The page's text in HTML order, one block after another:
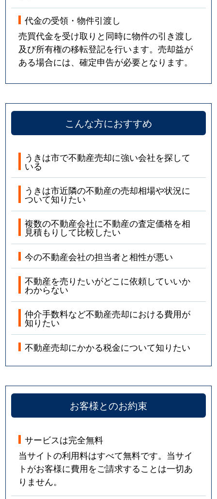
代金の受領・物件引渡し
売買代金を受け取りと同時に物件の引き渡し
及び所有権の移転登記を行います。売却益が
ある場合には、確定申告が必要となります。
こんな方におすすめ
うきは市で不動産売却に強い会社を探して
いる
うきは市近隣の不動産の売却相場や状況に
ついて知りたい
複数の不動産会社に不動産の査定価格を相
見積もりして比較したい
今の不動産会社の担当者と相性が悪い
不動産を売りたいがどこに依頼していいか
わからない
仲介手数料など不動産売却における費用が
知りたい
不動産売却にかかる税金について知りたい
お客様とのお約束
サービスは完全無料
当サイトの利用料はすべて無料です。当サイ
トがお客様に費用をご請求することは一切あ
りません。